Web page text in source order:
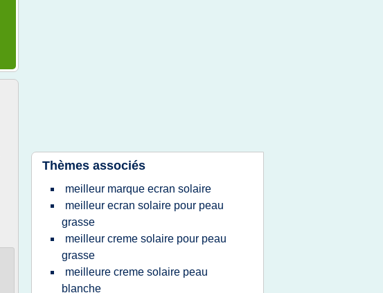
Thèmes associés
meilleur marque ecran solaire
meilleur ecran solaire pour peau
grasse
meilleur creme solaire pour peau
grasse
meilleure creme solaire peau
blanche